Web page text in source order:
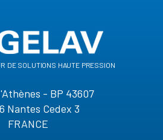
de solutions haute pression
- BP 43607
Nantes Cedex 3
FRANCE